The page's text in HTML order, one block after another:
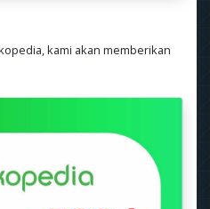
kami akan memberikan